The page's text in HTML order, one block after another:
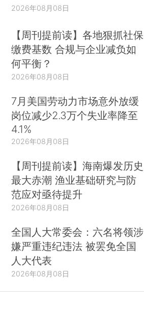
2026年08月08日
【周刊提前读】各地狠抓社保
缴费基数 合规与企业减负如
何平衡？
2026年08月08日
7月美国劳动力市场意外放缓
岗位减少2.3万个失业率降至
4.1%
2026年08月08日
【周刊提前读】海南爆发历史
最大赤潮 渔业基础研究与防
范应对亟待提升
2026年08月08日
全国人大常委会：六名将领涉
嫌严重违纪违法 被罢免全国
人大代表
2026年08月08日